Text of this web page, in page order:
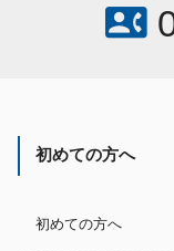
contact_phone
初めての方へ
初めての方へ